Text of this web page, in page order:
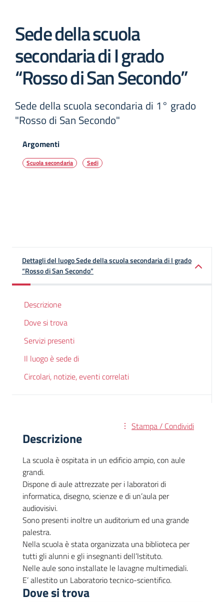
Sede della scuola
secondaria di I grado
“Rosso di San Secondo”
Sede della scuola secondaria di 1° grado
"Rosso di San Secondo"
Argomenti
Scuola secondaria Sedi
Dettagli del luogo Sede della scuola secondaria di I grado
“Rosso di San Secondo”
Descrizione
Dove si trova
Servizi presenti
Il luogo è sede di
Circolari, notizie, eventi correlati
Stampa / Condividi
Descrizione
La scuola è ospitata in un edificio ampio, con aule
grandi.
Dispone di aule attrezzate per i laboratori di
informatica, disegno, scienze e di un’aula per
audiovisivi.
Sono presenti inoltre un auditorium ed una grande
palestra.
Nella scuola è stata organizzata una biblioteca per
tutti gli alunni e gli insegnanti dell’Istituto.
Nelle aule sono installate le lavagne multimediali.
E’ allestito un Laboratorio tecnico-scientifico.
Dove si trova